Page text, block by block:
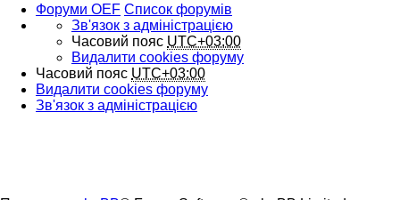
Форуми OEF Список форумів
Зв'язок з адміністрацією
Часовий пояс UTC+03:00
Видалити cookies форуму
Часовий пояс UTC+03:00
Видалити cookies форуму
Зв'язок з адміністрацією